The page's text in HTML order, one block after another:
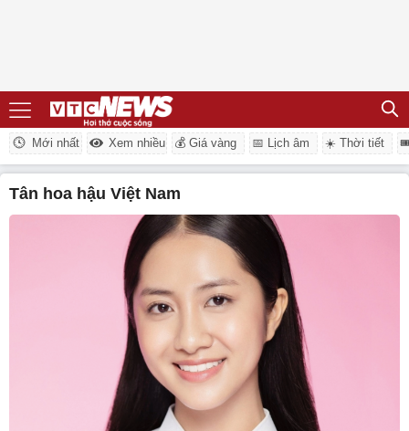
Mới nhất Xem nhiều 💰 Giá vàng 📅 Lịch âm ☀️ Thời tiết
Tân hoa hậu Việt Nam